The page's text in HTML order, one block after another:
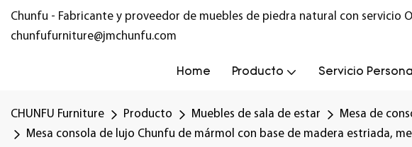
Chunfu - Fabricante y proveedor de muebles de piedra natural con servicio
chunfufurniture@jmchunfu.com
Home Producto Servicio
CHUNFU Furniture Producto Muebles de sala de estar
Mesa de
Mesa consola de lujo Chunfu de mármol con base de madera estriada,